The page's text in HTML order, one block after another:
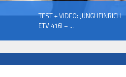
TEST + VIDEO: JUNGHEINRICH
ETV 416I – ...